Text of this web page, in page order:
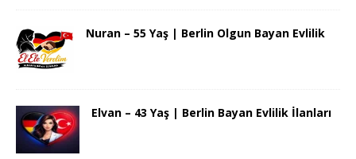
Nuran – 55 Yaş | Berlin Olgun Bayan Evlilik
Elvan – 43 Yaş | Berlin Bayan Evlilik İlanları